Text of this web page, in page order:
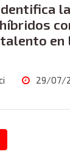
identifica
en
29/07/